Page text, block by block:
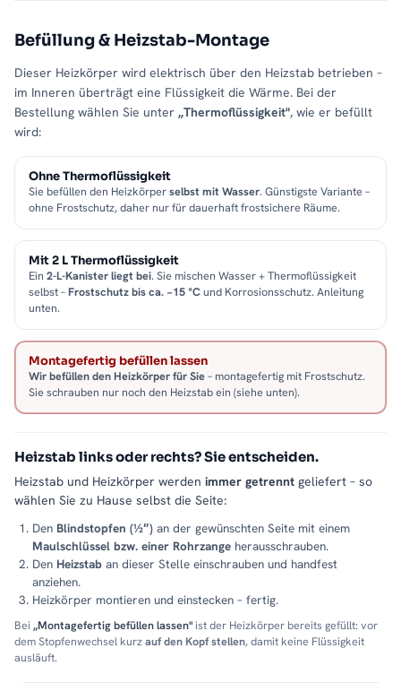
Befüllung & Heizstab-Montage
Dieser Heizkörper wird elektrisch über den Heizstab betrieben –
im Inneren überträgt eine Flüssigkeit die Wärme. Bei der
Bestellung wählen Sie unter „Thermoflüssigkeit", wie er befüllt
wird:
Ohne Thermoflüssigkeit
Sie befüllen den Heizkörperselbst mit Wasser. Günstigste Variante –
ohne Frostschutz, daher nur für dauerhaft frostsichere Räume.
Mit 2 L Thermoflüssigkeit
Ein 2-L-Kanister liegt bei. Sie mischen Wasser + Thermoflüssigkeit
selbst –Frostschutz bis ca. −15 °Cund Korrosionsschutz. Anleitung
unten.
Montagefertig befüllen lassen
Wir befüllen den Heizkörper für Sie– montagefertig mit Frostschutz.
Sie schrauben nur noch den Heizstab ein (siehe unten).
Heizstab links oder rechts? Sie entscheiden.
Heizstab und Heizkörper werden immer getrennt geliefert – so
wählen Sie zu Hause selbst die Seite:
Den Blindstopfen (½″) an der gewünschten Seite mit einem
Maulschlüssel bzw. einer Rohrzange herausschrauben.
Den Heizstab an dieser Stelle einschrauben und handfest
anziehen.
Heizkörper montieren und einstecken – fertig.
Bei „Montagefertig befüllen lassen"ist der Heizkörper bereits gefüllt: vor
dem Stopfenwechsel kurzauf den Kopf stellen, damit keine Flüssigkeit
ausläuft.